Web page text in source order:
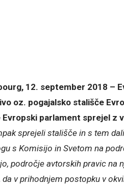
12. september 2018 –
oz. pogajalsko stališče
Evropski parlament sprejel z
sprejeli stališče in s tem
s Komisijo in Svetom na
področje avtorskih pravic na
da v prihodnjem postopku v